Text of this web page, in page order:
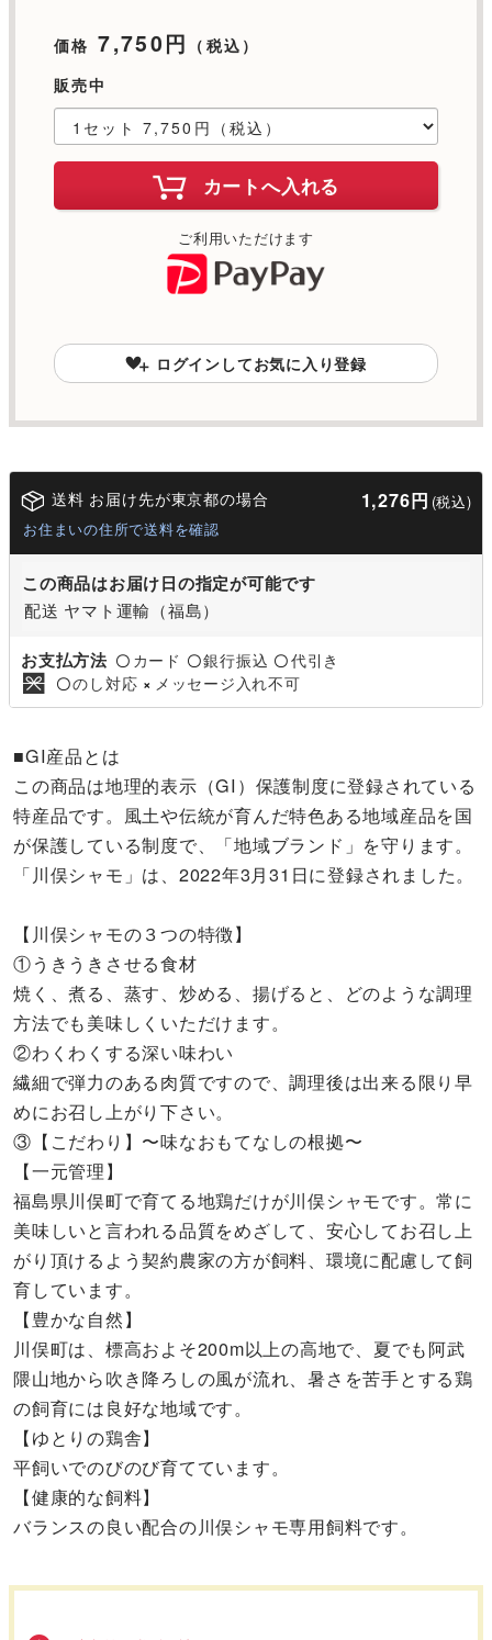
価格 7,750円 （税込）
販売中
カートへ入れる
ご利用いただけます
ログインしてお気に入り登録
送料 お届け先が東京都の場合 1,276円 (税込)
お住まいの住所で送料を確認
この商品はお届け日の指定が可能です
配送 ヤマト運輸（福島）
お支払方法 〇 カード 〇銀行振込 〇代引き
〇のし対応 × メッセージ入れ不可
■GI産品とは
この商品は地理的表示（GI）保護制度に登録されている
特産品です。風土や伝統が育んだ特色ある地域産品を国
が保護している制度で、「地域ブランド」を守ります。
「川俣シャモ」は、2022年3月31日に登録されました。
【川俣シャモの３つの特徴】
①うきうきさせる食材
焼く、煮る、蒸す、炒める、揚げると、どのような調理
方法でも美味しくいただけます。
②わくわくする深い味わい
繊細で弾力のある肉質ですので、調理後は出来る限り早
めにお召し上がり下さい。
③【こだわり】〜味なおもてなしの根拠〜
【一元管理】
福島県川俣町で育てる地鶏だけが川俣シャモです。常に
美味しいと言われる品質をめざして、安心してお召し上
がり頂けるよう契約農家の方が飼料、環境に配慮して飼
育しています。
【豊かな自然】
川俣町は、標高およそ200m以上の高地で、夏でも阿武
隈山地から吹き降ろしの風が流れ、暑さを苦手とする鶏
の飼育には良好な地域です。
【ゆとりの鶏舎】
平飼いでのびのび育てています。
【健康的な飼料】
バランスの良い配合の川俣シャモ専用飼料です。